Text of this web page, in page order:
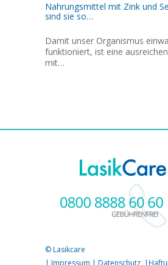
Nahrungsmittel mit Zink und
sind sie so…
Damit unser Organismus
funktioniert, ist eine
mit…
© Lasikcare
| Impressum | Datenschutz |